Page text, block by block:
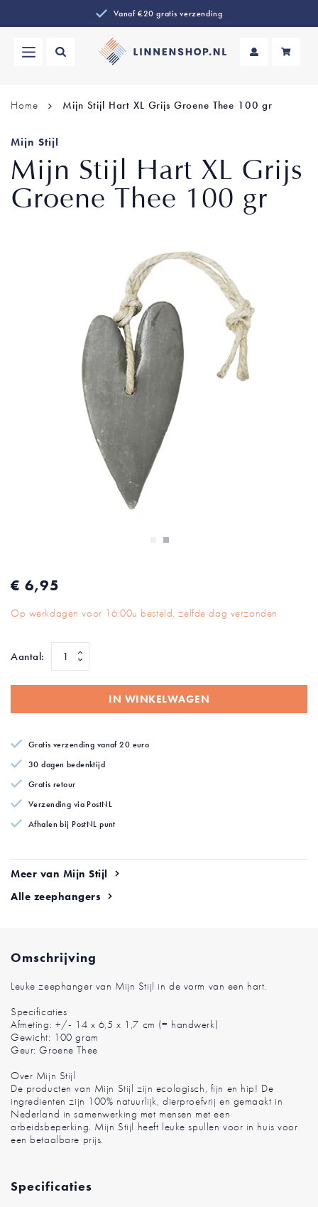
Vanaf €20 gratis verzending
Home Mijn Stijl Hart XL Grijs Groene Thee 100 gr
Mijn Stijl
Mijn Stijl Hart XL Grijs
Groene Thee 100 gr
het
van
afbeeldingen-
gallerij
€ 6,95
Op werkdagen voor 16:00u besteld, zelfde dag verzonden
Aantal:
IN WINKELWAGEN
Gratis verzending vanaf 20 euro
30 dagen bedenktijd
Gratis retour
Verzending via PostNL
Afhalen bij PostNL punt
Meer van Mijn Stijl
Alle zeephangers
Omschrijving
Leuke zeephanger van Mijn Stijl in de vorm van een hart.
Specificaties
Afmeting: +/- 14 x 6,5 x 1,7 cm (= handwerk)
Gewicht: 100 gram
Geur: Groene Thee
Over Mijn Stijl
De producten van Mijn Stijl zijn ecologisch, fijn en hip! De
ingredienten zijn 100% natuurlijk, dierproefvrij en gemaakt in
Nederland in samenwerking met mensen met een
arbeidsbeperking. Mijn Stijl heeft leuke spullen voor in huis voor
een betaalbare prijs.
Specificaties